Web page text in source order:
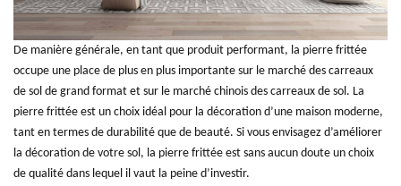
De manière générale, en tant que produit performant, la pierre frittée
occupe une place de plus en plus importante sur le marché des carreaux
de sol de grand format et sur le marché chinois des carreaux de sol. La
pierre frittée est un choix idéal pour la décoration d’une maison moderne,
tant en termes de durabilité que de beauté. Si vous envisagez d’améliorer
la décoration de votre sol, la pierre frittée est sans aucun doute un choix
de qualité dans lequel il vaut la peine d’investir.